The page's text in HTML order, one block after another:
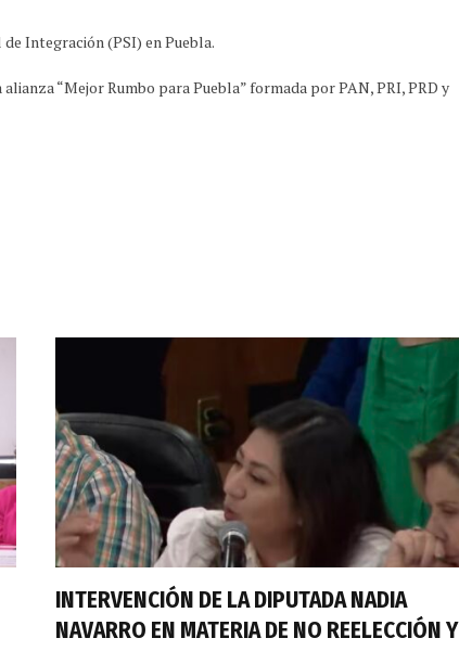
Integración (PSI) en Puebla.
“Mejor Rumbo para Puebla” formada por PAN, PRI, PRD y
INTERVENCIÓN DE LA DIPUTADA NADIA
NAVARRO EN MATERIA DE NO REELECCIÓN Y